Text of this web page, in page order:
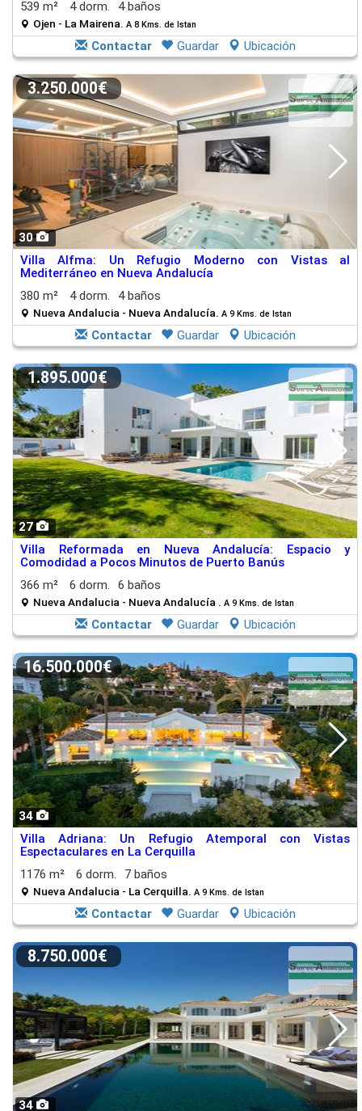
539 m² 4 dorm. 4 baños
Ojen - La Mairena. A 8 Kms. de Istan
Contactar Guardar Ubicación
30
3.250.000€
Villa Alfma: Un Refugio Moderno con Vistas al
Mediterráneo en Nueva Andalucía
380 m²
4 dorm. 4 baños
Nueva Andalucia - Nueva Andalucía. A 9 Kms. de Istan
Contactar Guardar Ubicación
27
1.895.000€
Villa Reformada en Nueva Andalucía: Espacio y
Comodidad a Pocos Minutos de Puerto Banús
366 m²
6 dorm. 6 baños
Nueva Andalucia - Nueva Andalucía . A 9 Kms. de Istan
Contactar Guardar Ubicación
34
16.500.000€
Villa Adriana: Un Refugio Atemporal con Vistas
Espectaculares en La Cerquilla
1176 m²
6 dorm. 7 baños
Nueva Andalucia - La Cerquilla. A 9 Kms. de Istan
Contactar Guardar Ubicación
34
8.750.000€